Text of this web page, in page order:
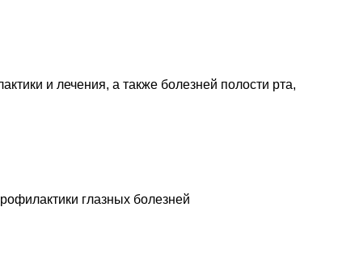
и лечения, а также болезней полости рта,
глазных болезней